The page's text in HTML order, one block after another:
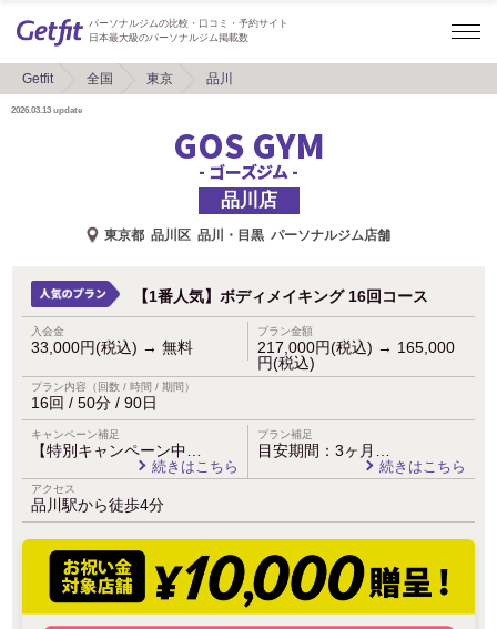
パーソナルジムの比較・口コミ・予約サイト
日本最大級のパーソナルジム掲載数
Getfit 全国 東京 品川
2026.03.13 update
GOS GYM
- ゴーズジム -
品川店
東京都 品川区 品川・目黒 パーソナルジム店舗
【1番人気】ボディメイキング 16回コース
入会金
33,000円(税込) → 無料
プラン金額
217,000円(税込) → 165,000
円(税込)
プラン内容（回数 / 時間 / 期間）
16回 / 50分 / 90日
キャンペーン補足
【特別キャンペーン中…
続きはこちら
プラン補足
目安期間：3ヶ月…
続きはこちら
アクセス
品川駅から徒歩4分